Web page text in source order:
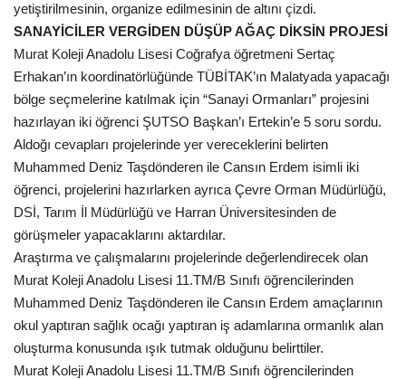
Kültür Sanat
yetiştirilmesinin, organize edilmesinin de altını çizdi.
SANAYİCİLER VERGİDEN DÜŞÜP AĞAÇ DİKSİN PROJESİ
Murat Koleji Anadolu Lisesi Coğrafya öğretmeni Sertaç
Erhakan’ın koordinatörlüğünde TÜBİTAK’ın Malatyada yapacağı
bölge seçmelerine katılmak için “Sanayi Ormanları” projesini
hazırlayan iki öğrenci ŞUTSO Başkan’ı Ertekin’e 5 soru sordu.
Aldoğı cevapları projelerinde yer vereceklerini belirten
Muhammed Deniz Taşdönderen ile Cansın Erdem isimli iki
öğrenci, projelerini hazırlarken ayrıca Çevre Orman Müdürlüğü,
DSİ, Tarım İl Müdürlüğü ve Harran Üniversitesinden de
görüşmeler yapacaklarını aktardılar.
Araştırma ve çalışmalarını projelerinde değerlendirecek olan
Murat Koleji Anadolu Lisesi 11.TM/B Sınıfı öğrencilerinden
Muhammed Deniz Taşdönderen ile Cansın Erdem amaçlarının
okul yaptıran sağlık ocağı yaptıran iş adamlarına ormanlık alan
oluşturma konusunda ışık tutmak olduğunu belirttiler.
Murat Koleji Anadolu Lisesi 11.TM/B Sınıfı öğrencilerinden